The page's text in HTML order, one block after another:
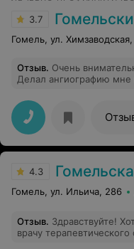
3.7 Гомельский
Гомель, ул.
Отзыв. Очень
Делал ангиографию мне
успокаивал, после
моим состоянием. Я
4.3 Гомельская
Гомель, ул. Ильича, 286
Отзыв. Здравствуйте!
врачу